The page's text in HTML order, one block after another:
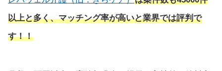
以上と多く、マッチング率が高いと業界では評判で
す！！